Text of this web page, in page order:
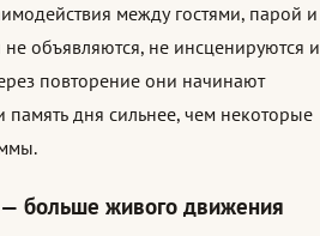
между гостями, парой и
объявляются, не инсценируются и
повторение они начинают
дня сильнее, чем некоторые
больше живого движения